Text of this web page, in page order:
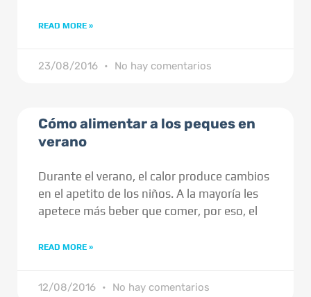
READ MORE »
23/08/2016 No hay comentarios
Cómo alimentar a los peques en
verano
Durante el verano, el calor produce cambios
en el apetito de los niños. A la mayoría les
apetece más beber que comer, por eso, el
READ MORE »
12/08/2016 No hay comentarios